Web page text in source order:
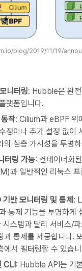
blog/2019/11/19/
니터링: Hubble은 완
랫폼입니다.
작: Cilium과 eBPF 위
정이나 추가 설정 없이
의 심층 가시성을 투명
터링 가능: 컨테이너화
과 일반적인 리눅스
반 모니터링 및 통제 :
통제 기능을 투명하게
스템과 달리 서비스/
과 통제를 제공합니다.
에서 필터링할 수 있습
CLI: Hubble API는 기